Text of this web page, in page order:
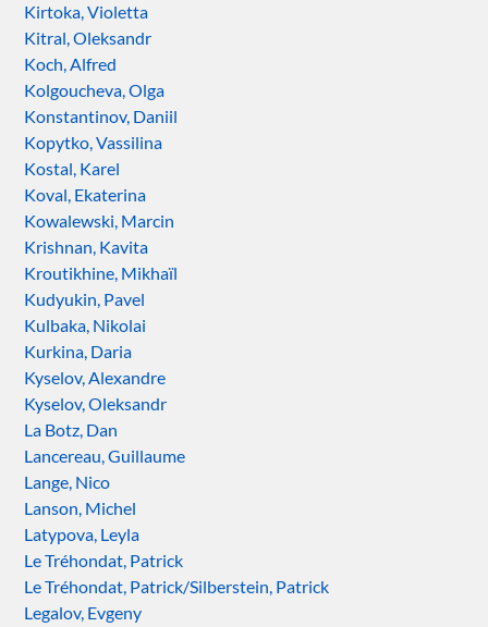
Kirtoka, Violetta
Kitral, Oleksandr
Koch, Alfred
Kolgoucheva, Olga
Konstantinov, Daniil
Kopytko, Vassilina
Kostal, Karel
Koval, Ekaterina
Kowalewski, Marcin
Krishnan, Kavita
Kroutikhine, Mikhaïl
Kudyukin, Pavel
Kulbaka, Nikolai
Kurkina, Daria
Kyselov, Alexandre
Kyselov, Oleksandr
La Botz, Dan
Lancereau, Guillaume
Lange, Nico
Lanson, Michel
Latypova, Leyla
Le Tréhondat, Patrick
Le Tréhondat, Patrick/Silberstein, Patrick
Legalov, Evgeny